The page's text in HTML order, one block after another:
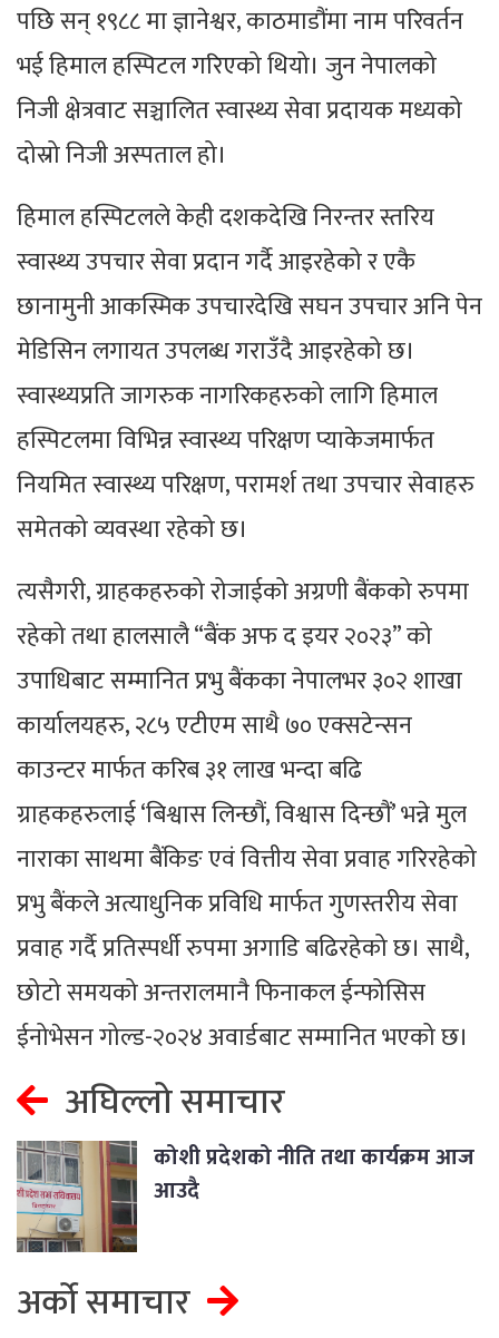
पछि सन् १९८८ मा ज्ञानेश्वर, काठमाडौंमा नाम परिवर्तन
भई हिमाल हस्पिटल गरिएको थियो। जुन नेपालको
निजी क्षेत्रवाट सञ्चालित स्वास्थ्य सेवा प्रदायक मध्यको
दोस्रो निजी अस्पताल हो।
हिमाल हस्पिटलले केही दशकदेखि निरन्तर स्तरिय
स्वास्थ्य उपचार सेवा प्रदान गर्दै आइरहेको र एकै
छानामुनी आकस्मिक उपचारदेखि सघन उपचार अनि पेन
मेडिसिन लगायत उपलब्ध गराउँदै आइरहेको छ।
स्वास्थ्यप्रति जागरुक नागरिकहरुको लागि हिमाल
हस्पिटलमा विभिन्न स्वास्थ्य परिक्षण प्याकेजमार्फत
नियमित स्वास्थ्य परिक्षण, परामर्श तथा उपचार सेवाहरु
समेतको व्यवस्था रहेको छ।
त्यसैगरी, ग्राहकहरुको रोजाईको अग्रणी बैंकको रुपमा
रहेको तथा हालसालै “बैंक अफ द इयर २०२३” को
उपाधिबाट सम्मानित प्रभु बैंकका नेपालभर ३०२ शाखा
कार्यालयहरु, २८५ एटीएम साथै ७० एक्सटेन्सन
काउन्टर मार्फत करिब ३१ लाख भन्दा बढि
ग्राहकहरुलाई ‘बिश्वास लिन्छौं, विश्वास दिन्छौं’ भन्ने मुल
नाराका साथमा बैंकिङ एवं वित्तीय सेवा प्रवाह गरिरहेको
प्रभु बैंकले अत्याधुनिक प्रविधि मार्फत गुणस्तरीय सेवा
प्रवाह गर्दै प्रतिस्पर्धी रुपमा अगाडि बढिरहेको छ। साथै,
छोटो समयको अन्तरालमानै फिनाकल ईन्फोसिस
ईनोभेसन गोल्ड-२०२४ अवार्डबाट सम्मानित भएको छ।
अघिल्लो समाचार
कोशी प्रदेशको नीति तथा कार्यक्रम आज
आउदै
अर्को समाचार